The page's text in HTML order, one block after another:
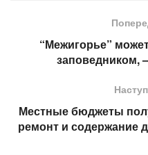
“Межигорье”
заповедником,
Местные бюджеты
ремонт и содержание